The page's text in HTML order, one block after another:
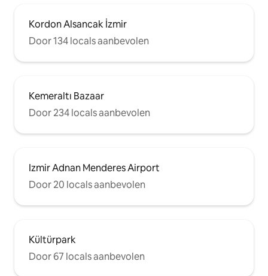
Kordon Alsancak İzmir
Door 134 locals aanbevolen
Kemeraltı Bazaar
Door 234 locals aanbevolen
Izmir Adnan Menderes Airport
Door 20 locals aanbevolen
Kültürpark
Door 67 locals aanbevolen